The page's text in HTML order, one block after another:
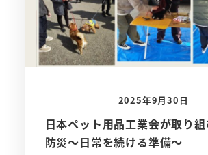
2025年9月30日
日本ペット用品工業会が取り
防災～日常を続ける準備～